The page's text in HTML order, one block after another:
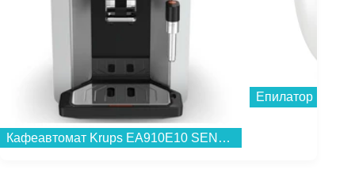
Кафеавтомат Krups EA910E10 SENSATION...
Епилатор Braun